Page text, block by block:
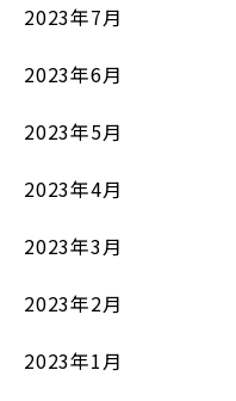
2023年7月
2023年6月
2023年5月
2023年4月
2023年3月
2023年2月
2023年1月